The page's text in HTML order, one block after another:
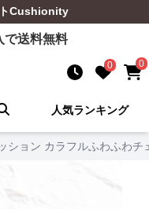
Cushionity
で送料無料
0 0
人気ランキング
ション カラフルふわふわチ